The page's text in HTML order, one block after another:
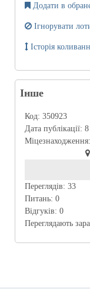
Додати в
Ігнорувати
Історія
Інше
Код: 350923
Дата публікації:
Міцезнаходження:
Переглядів: 33
Питань: 0
Відгуків: 0
Переглядають